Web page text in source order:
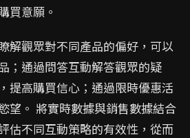
買意願。
解觀眾對不同產品的偏好，可以
；通過問答互動解答觀眾的疑
提高購買信心；通過限時優惠活
望。 將實時數據與銷售數據結合
估不同互動策略的有效性，從而